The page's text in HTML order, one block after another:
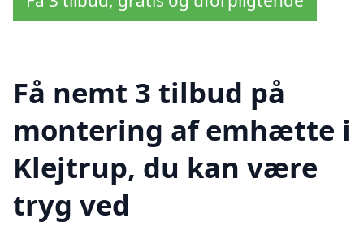
Få nemt 3 tilbud på
montering af emhætte i
Klejtrup, du kan være
tryg ved